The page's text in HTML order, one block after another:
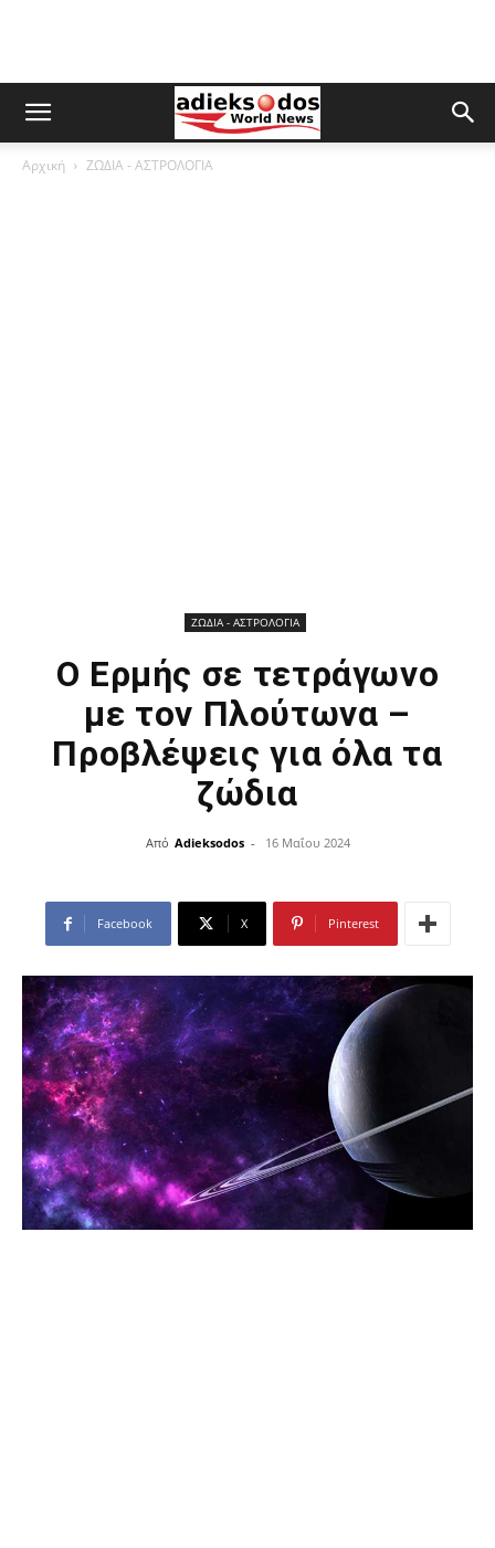
Αρχική ΖΩΔΙΑ - ΑΣΤΡΟΛΟΓΙΑ
ΖΩΔΙΑ - ΑΣΤΡΟΛΟΓΙΑ
Ο Ερμής σε τετράγωνο
με τον Πλούτωνα –
Προβλέψεις για όλα τα
ζώδια
Από Adieksodos - 16 Μαΐου 2024
Facebook X Pinterest